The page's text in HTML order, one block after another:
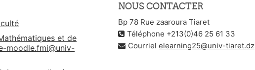
et de
moodle.fmi@univ-
NOUS CONTACTER
Bp 78 Rue zaaroura Tiaret
Téléphone +213(0)46 25 61 33
Courriel elearning25@univ-tiaret.dz